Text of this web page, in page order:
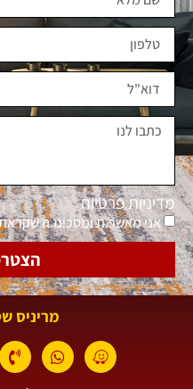
מדיניות פרטיות
אני מאשר.ת ומסכימ.ה
מריניס